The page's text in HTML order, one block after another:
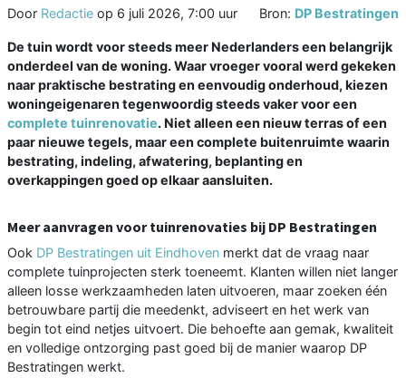
Door Redactie op 6 juli 2026, 7:00 uur Bron: DP Bestratingen
De tuin wordt voor steeds meer Nederlanders een belangrijk
onderdeel van de woning. Waar vroeger vooral werd gekeken
naar praktische bestrating en eenvoudig onderhoud, kiezen
woningeigenaren tegenwoordig steeds vaker voor een
complete tuinrenovatie. Niet alleen een nieuw terras of een
paar nieuwe tegels, maar een complete buitenruimte waarin
bestrating, indeling, afwatering, beplanting en
overkappingen goed op elkaar aansluiten.
Meer aanvragen voor tuinrenovaties bij DP Bestratingen
Ook DP Bestratingen uit Eindhoven merkt dat de vraag naar
complete tuinprojecten sterk toeneemt. Klanten willen niet langer
alleen losse werkzaamheden laten uitvoeren, maar zoeken één
betrouwbare partij die meedenkt, adviseert en het werk van
begin tot eind netjes uitvoert. Die behoefte aan gemak, kwaliteit
en volledige ontzorging past goed bij de manier waarop DP
Bestratingen werkt.